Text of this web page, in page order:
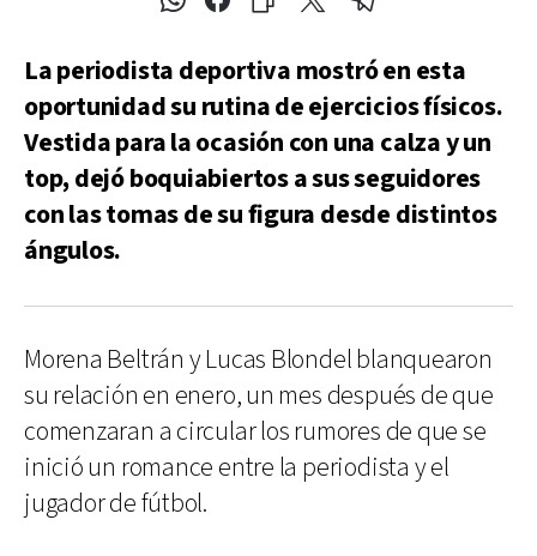
La periodista deportiva mostró en esta
oportunidad su rutina de ejercicios físicos.
Vestida para la ocasión con una calza y un
top, dejó boquiabiertos a sus seguidores
con las tomas de su figura desde distintos
ángulos.
Morena Beltrán y Lucas Blondel blanquearon
su relación en enero, un mes después de que
comenzaran a circular los rumores de que se
inició un romance entre la periodista y el
jugador de fútbol.